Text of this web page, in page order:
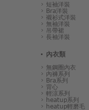
短袖洋裝
Bra洋裝
襯衫式洋裝
無袖洋裝
吊帶裙
長袖洋裝
內衣類
無鋼圈內衣
內褲系列
Bra系列
背心
輕涼系列
heatup系列
heatup輕磨毛